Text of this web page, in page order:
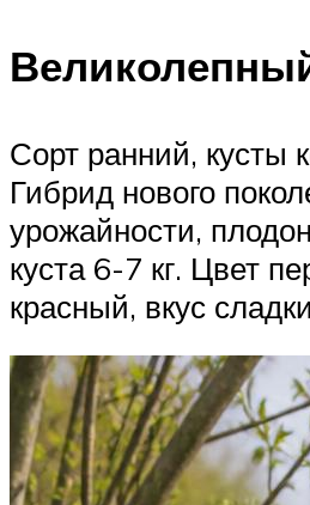
Сорт ранний, кусты
Гибрид нового
урожайности,
куста 6-7 кг. Цвет
красный, вкус